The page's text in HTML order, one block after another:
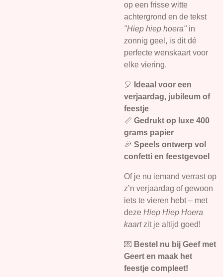
op een frisse witte
achtergrond en de tekst
"Hiep hiep hoera" in
zonnig geel, is dit dé
perfecte wenskaart voor
elke viering.
🎈
Ideaal voor een
verjaardag, jubileum of
feestje
📏 Gedrukt op luxe 400
grams papier
🎉 Speels ontwerp vol
confetti en feestgevoel
Of je nu iemand verrast op
z’n verjaardag of gewoon
iets te vieren hebt – met
deze Hiep Hiep Hoera
kaartzit je altijd goed!
💌 Bestel nu bij Geef met
Geert en maak het
feestje compleet!